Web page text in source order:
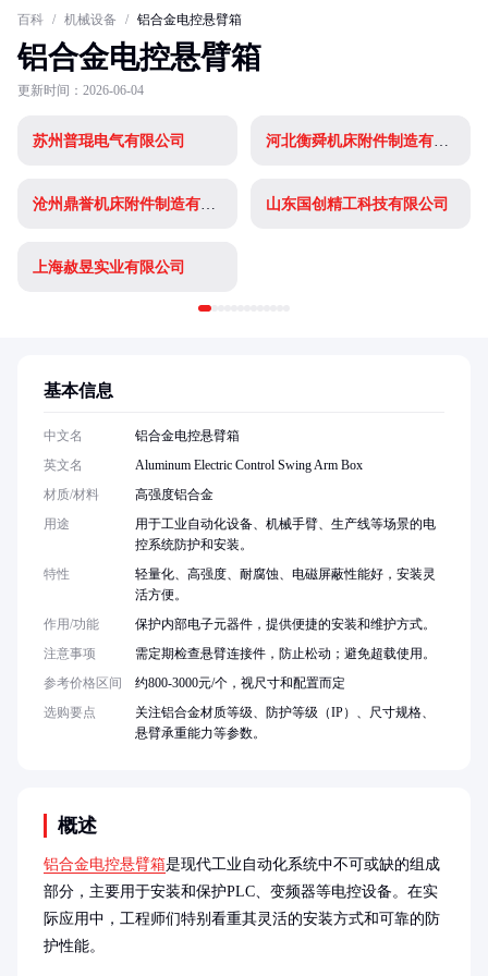
百科 / 机械设备 / 铝合金电控悬臂箱
铝合金电控悬臂箱
更新时间：2026-06-04
苏州普琨电气有限公司 河北衡舜机床附件制造有限公司
沧州鼎誉机床附件制造有限公司 山东国创精工科技有限公司
上海赦昱实业有限公司
概述
铝合金电控悬臂箱是现代工业自动化系统中不可或缺的组成
部分，主要用于安装和保护PLC、变频器等电控设备。在实
际应用中，工程师们特别看重其灵活的安装方式和可靠的防
护性能。
基本信息
中文名
铝合金电控悬臂箱
英文名
Aluminum Electric Control Swing Arm Box
材质/材料
高强度铝合金
用途
用于工业自动化设备、机械手臂、生产线等场景的电
控系统防护和安装。
特性
轻量化、高强度、耐腐蚀、电磁屏蔽性能好，安装灵
活方便。
作用/功能
保护内部电子元器件，提供便捷的安装和维护方式。
注意事项
需定期检查悬臂连接件，防止松动；避免超载使用。
参考价格区间
约800-3000元/个，视尺寸和配置而定
选购要点
关注铝合金材质等级、防护等级（IP）、尺寸规格、
悬臂承重能力等参数。